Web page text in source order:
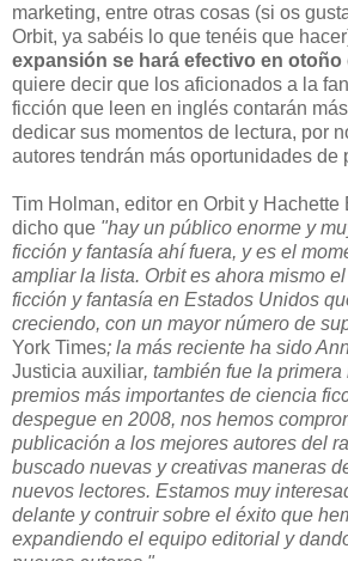
marketing, entre otras cosas (si os
Orbit, ya sabéis lo que tenéis que
expansión se hará efectivo en otoño
quiere decir que los aficionados a la
ficción que leen en inglés contarán
dedicar sus momentos de lectura, por
autores tendrán más oportunidades de
Tim Holman, editor en Orbit y Hachette
dicho que "hay un público enorme y
ficción y fantasía ahí fuera, y es el
ampliar la lista. Orbit es ahora mismo
ficción y fantasía en Estados Unidos
creciendo, con un mayor número de
York Times; la más reciente ha sido
Justicia auxiliar, también fue la
premios más importantes de ciencia
despegue en 2008, nos hemos
publicación a los mejores autores del
buscado nuevas y creativas maneras
nuevos lectores. Estamos muy
delante y contruir sobre el éxito que
expandiendo el equipo editorial y